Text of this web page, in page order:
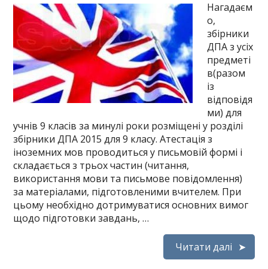
Нагадаєм
о,
збірники
ДПА з усіх
предметі
в(разом
із
відповідя
ми) для
учнів 9 класів за минулі роки розміщені у розділі
збірники ДПА 2015 для 9 класу. Атестація з
іноземних мов проводиться у письмовій формі і
складається з трьох частин (читання,
використання мови та письмове повідомлення)
за матеріалами, підготовленими вчителем. При
цьому необхідно дотримуватися основних вимог
щодо підготовки завдань, …
Читати далі